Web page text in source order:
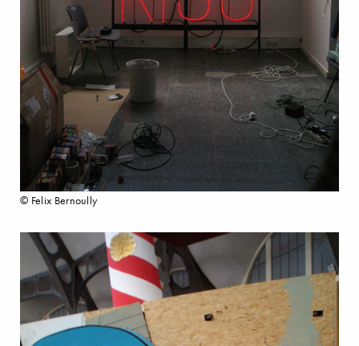
© Felix Bernoully